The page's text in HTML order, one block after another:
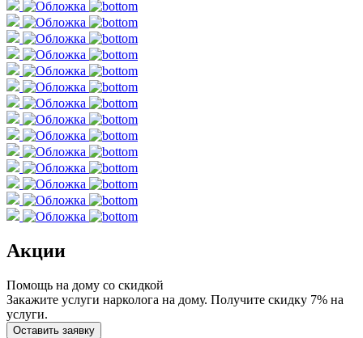
Акции
Помощь на дому со скидкой
Закажите услуги нарколога на дому. Получите скидку 7% на
услуги.
Оставить заявку